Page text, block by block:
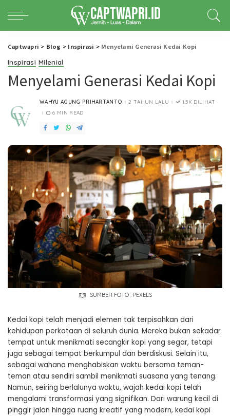
Captwapri > Blog > Inspirasi > Menyelami Generasi Kedai Kopi
Inspirasi Milenial
Menyelami Generasi Kedai Kopi
POSTED
WAHYU AGUNG PRIHARTANTO 2 TAHUN LALU
1.5K DILIHAT
6 MIN READ
SUMBER FOTO : PEXELS
Kedai kopi telah menjadi elemen tak terpisahkan dari
kehidupan perkotaan di seluruh dunia. Mereka bukan sekadar
tempat untuk menikmati secangkir kopi yang segar, tetapi
juga sebagai tempat berkumpul dan berdiskusi. Selain itu,
sebagai wahana menghabiskan waktu bersama teman-
teman atau sendiri sambil menikmati suasana yang tenang.
Namun, seiring berlalunya waktu, wajah kedai kopi telah
mengalami transformasi yang signifikan. Dari warung kecil di
pinggir jalan hingga ruang kreatif yang modern, kedai kopi